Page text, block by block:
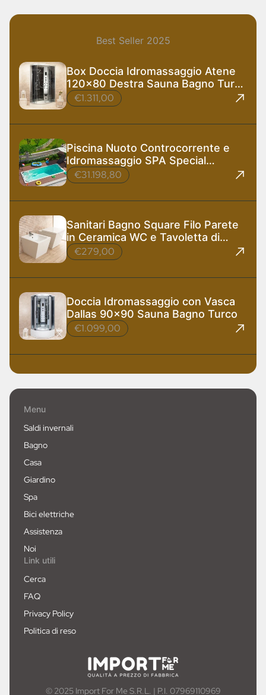
Best Seller 2025
Box Doccia Idromassaggio Atene
120x80 Destra Sauna Bagno Turco
e Ozono
€1.311,00
Piscina Nuoto Controcorrente e
Idromassaggio SPA Special
585x220 cm
€31.198,80
Sanitari Bagno Square Filo Parete
in Ceramica WC e Tavoletta di
Design
€279,00
Doccia Idromassaggio con Vasca
Dallas 90x90 Sauna Bagno Turco
€1.099,00
Menu
Saldi invernali
Bagno
Casa
Giardino
Spa
Bici elettriche
Assistenza
Noi
Link utili
Cerca
FAQ
Privacy Policy
Politica di reso
© 2025 Import For Me S.R.L. | P.I. 07969110969